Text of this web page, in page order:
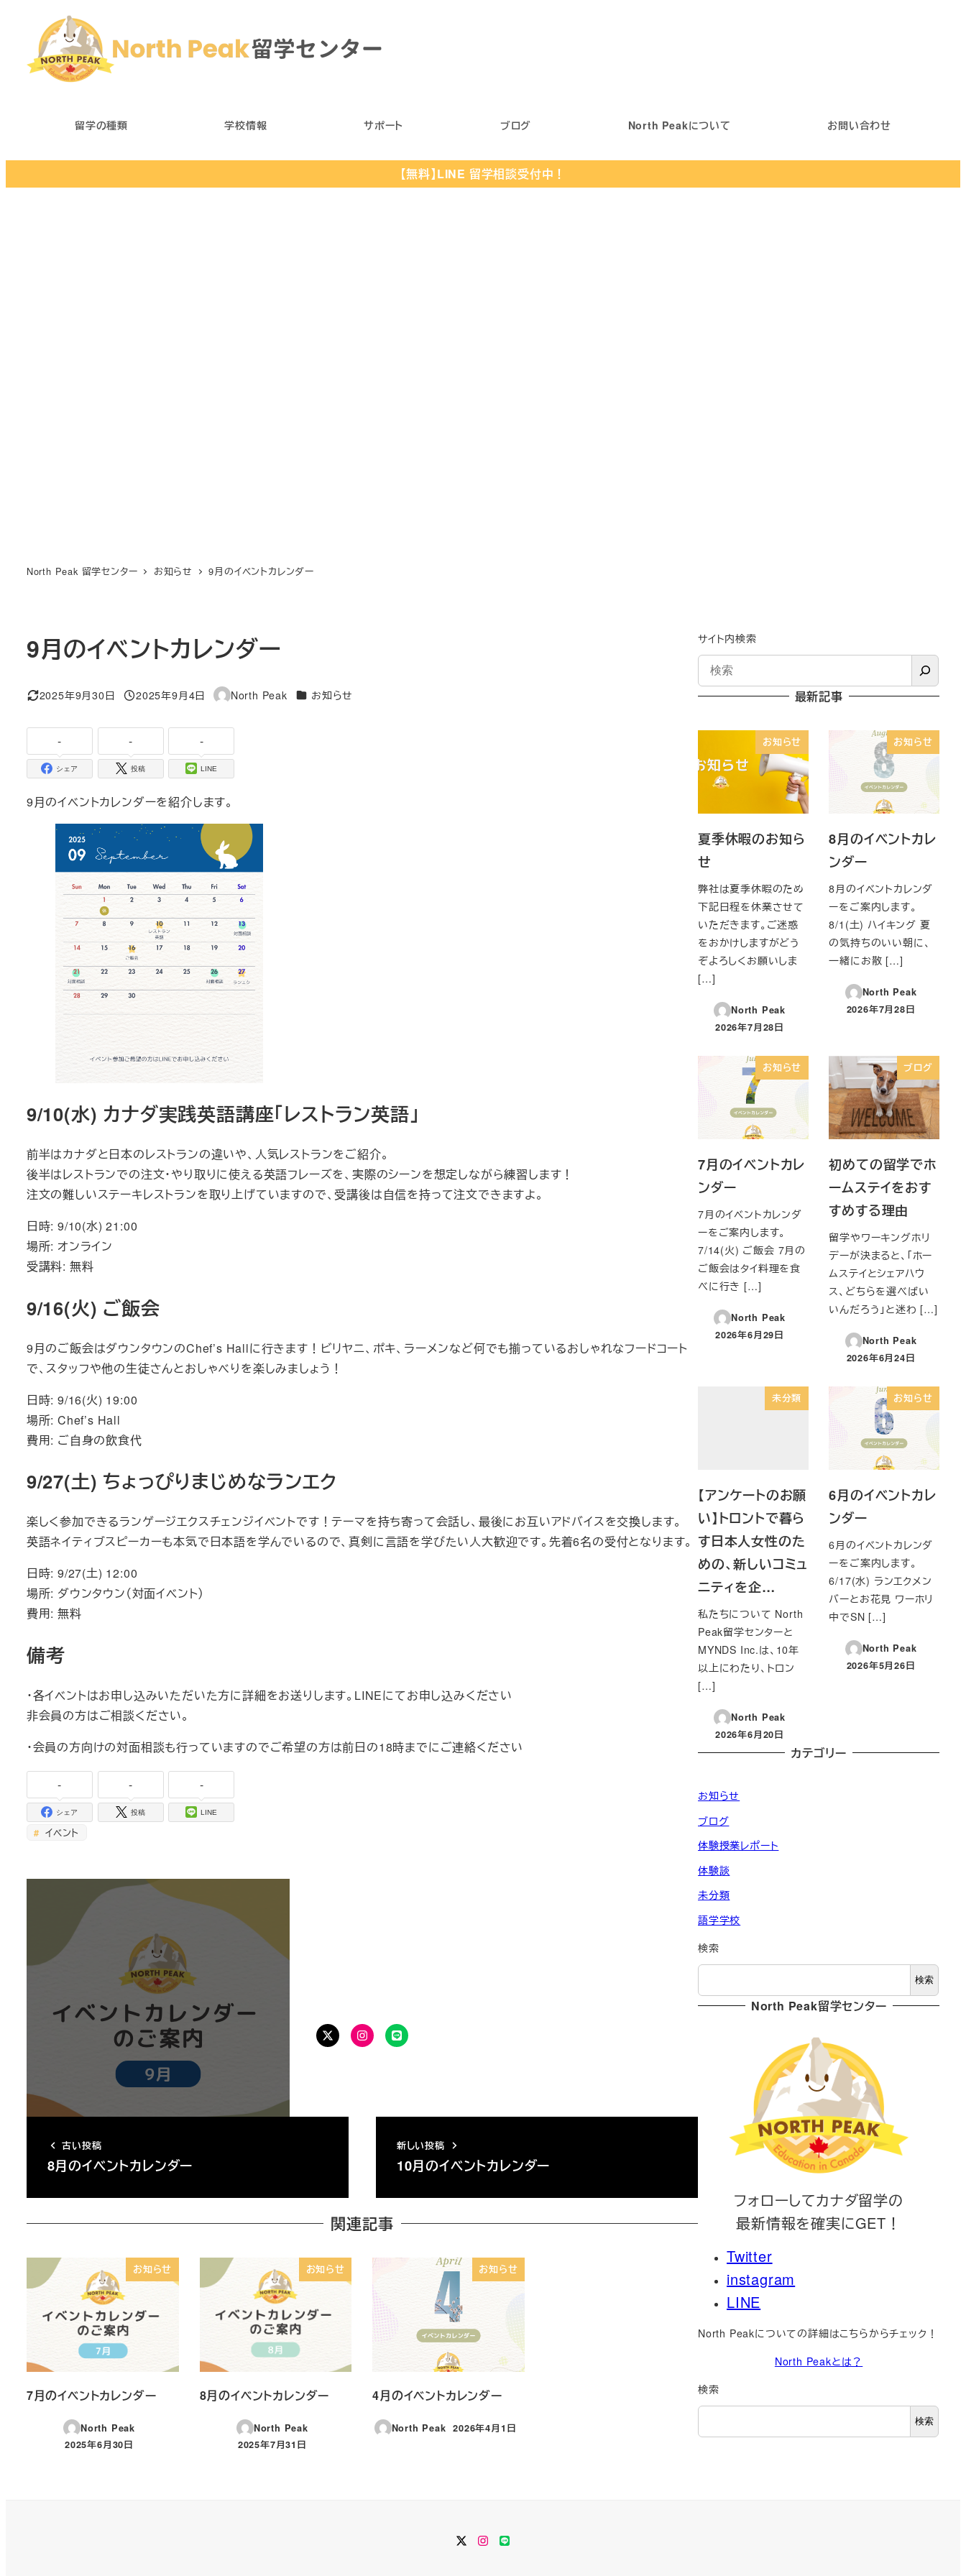
留学の種類 学校情報 サポート ブログ North Peakについて お問い合わせ
【無料】LINE 留学相談受付中！
North Peak 留学センター お知らせ 9月のイベントカレンダー
9月のイベントカレンダー
更新日
2025年9月30日
投稿日
2025年9月4日
著
North Peak カテゴリー
お知らせ
-
シェア
-
投稿
-
LINE
9月のイベントカレンダーを紹介します。
9/10(水) カナダ実践英語講座「レストラン英語」
前半はカナダと日本のレストランの違いや、人気レストランをご紹介。
後半はレストランでの注文・やり取りに使える英語フレーズを、実際のシーンを想定しながら練習します！
注文の難しいステーキレストランを取り上げていますので、受講後は自信を持って注文できますよ。
日時: 9/10(水) 21:00
場所: オンライン
受講料: 無料
9/16(火) ご飯会
9月のご飯会はダウンタウンのChef’s Hallに行きます！ビリヤニ、ポキ、ラーメンなど何でも揃っているおしゃれなフードコート
で、スタッフや他の生徒さんとおしゃべりを楽しみましょう！
日時: 9/16(火) 19:00
場所: Chef’s Hall
費用: ご自身の飲食代
9/27(土) ちょっぴりまじめなランエク
楽しく参加できるランゲージエクスチェンジイベントです！テーマを持ち寄って会話し、最後にお互いアドバイスを交換します。
英語ネイティブスピーカーも本気で日本語を学んでいるので、真剣に言語を学びたい人大歓迎です。先着6名の受付となります。
日時: 9/27(土) 12:00
場所: ダウンタウン（対面イベント）
費用: 無料
備考
・各イベントはお申し込みいただいた方に詳細をお送りします。LINEにてお申し込みください
非会員の方はご相談ください。
・会員の方向けの対面相談も行っていますのでご希望の方は前日の18時までにご連絡ください
-
シェア
-
投稿
-
LINE
イベント
TwitterInstagram
LINE
古い投稿
8月のイベントカレンダー
新しい投稿
10月のイベントカレンダー
関連記事
お知らせ
7月のイベントカレンダー
North Peak
投稿日
2025年6月30日
お知らせ
8月のイベントカレンダー
North Peak
投稿日
2025年7月31日
お知らせ
4月のイベントカレンダー
North Peak
投稿日
2026年4月1日
サイト内検索
最新記事
お知らせ
夏季休暇のお知ら
せ
弊社は夏季休暇のため
下記日程を休業させて
いただきます。ご迷惑
をおかけしますがどう
ぞよろしくお願いしま
[…]
North Peak
投稿日
2026年7月28日
お知らせ
8月のイベントカレ
ンダー
8月のイベントカレンダ
ーをご案内します。
8/1(土) ハイキング 夏
の気持ちのいい朝に、
一緒にお散 […]
North Peak
投稿日
2026年7月28日
お知らせ
7月のイベントカレ
ンダー
7月のイベントカレンダ
ーをご案内します。
7/14(火) ご飯会 7月の
ご飯会はタイ料理を食
べに行き […]
North Peak
投稿日
2026年6月29日
ブログ
初めての留学でホ
ームステイをおす
すめする理由
留学やワーキングホリ
デーが決まると、「ホー
ムステイとシェアハウ
ス、どちらを選べばい
いんだろう」と迷わ […]
North Peak
投稿日
2026年6月24日
未分類
【アンケートのお願
い】トロントで暮ら
す日本人女性のた
めの、新しいコミュ
ニティを企…
私たちについて North
Peak留学センターと
MYNDS Inc.は、10年
以上にわたり、トロン
[…]
North Peak
投稿日
2026年6月20日
お知らせ
6月のイベントカレ
ンダー
6月のイベントカレンダ
ーをご案内します。
6/17(水) ランエクメン
バーとお花見 ワーホリ
中でSN […]
North Peak
投稿日
2026年5月26日
カテゴリー
お知らせ
ブログ
体験授業レポート
体験談
未分類
語学学校
検索
検索
North Peak留学センター
フォローしてカナダ留学の
最新情報を確実にGET！
Twitter
instagram
LINE
North Peakについての詳細はこちらからチェック！
North Peakとは？
検索
検索
TwitterInstagram
LINE